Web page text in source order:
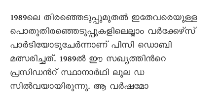
1989ലെ തിരഞ്ഞെടുപ്പുമുതല്‍ ഇതേവരെയുള്ള
പൊതുതിരഞ്ഞെടുപ്പുകളിലെല്ലാം വര്‍ക്കേഴ്സ്
പാര്‍ടിയോടുചേര്‍ന്നാണ് പിസി ഡൊബി
മത്സരിച്ചത്. 1989ല്‍ ഈ സഖ്യത്തിന്‍റെ
പ്രസിഡന്‍റ് സ്ഥാനാര്‍ഥി ലുല ഡ
സില്‍വയായിരുന്നു. ആ വര്‍ഷമോ